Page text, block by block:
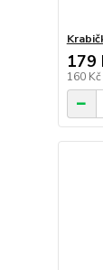
179
160 Kč